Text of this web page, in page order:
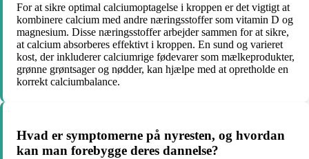
For at sikre optimal calciumoptagelse i kroppen er det vigtigt at
kombinere calcium med andre næringsstoffer som vitamin D og
magnesium. Disse næringsstoffer arbejder sammen for at sikre,
at calcium absorberes effektivt i kroppen. En sund og varieret
kost, der inkluderer calciumrige fødevarer som mælkeprodukter,
grønne grøntsager og nødder, kan hjælpe med at opretholde en
korrekt calciumbalance.
Hvad er symptomerne på nyresten, og hvordan
kan man forebygge deres dannelse?